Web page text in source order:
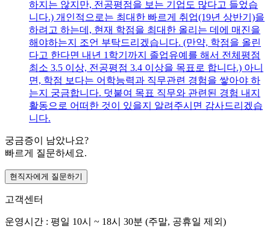
하지는 않지만, 전공평점을 보는 기업도 많다고 들었습
니다.) 개인적으로는 최대한 빠르게 취업(19년 상반기)을
하려고 하는데, 현재 학점을 최대한 올리는 데에 매진을
해야하는지 조언 부탁드리겠습니다. (만약, 학점을 올린
다고 한다면 내년 1학기까지 졸업유예를 해서 전체평점
최소 3.5 이상, 전공평점 3.4 이상을 목표로 합니다.) 아니
면, 학점 보다는 어학능력과 직무관련 경험을 쌓아야 하
는지 궁금합니다. 덧붙여 목표 직무와 관련된 경험 내지
활동으로 어떠한 것이 있을지 알려주시면 감사드리겠습
니다.
궁금증이 남았나요?
빠르게 질문하세요.
현직자에게 질문하기
고객센터
운영시간 : 평일 10시 ~ 18시 30분 (주말, 공휴일 제외)